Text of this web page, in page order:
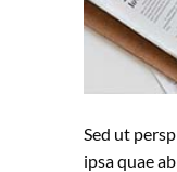
Sed ut
ipsa quae